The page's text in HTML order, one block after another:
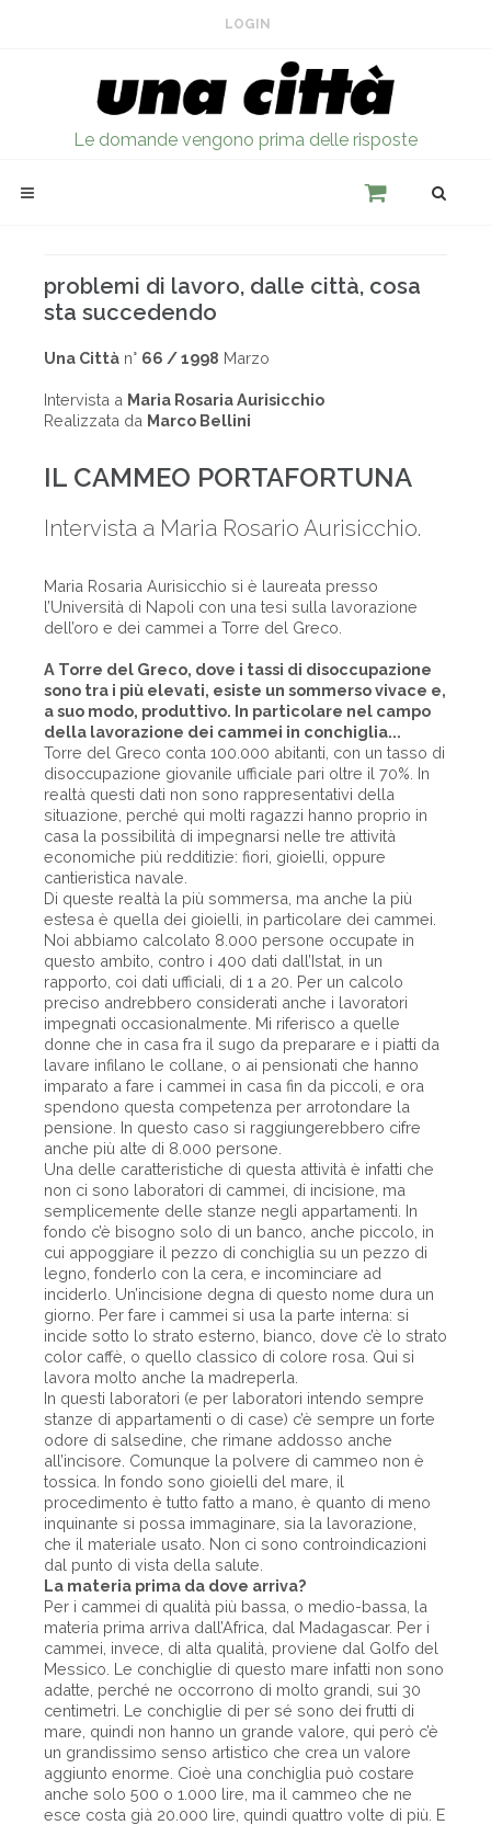
LOGIN
Le domande vengono prima delle risposte
problemi di lavoro, dalle città, cosa
sta succedendo
Una Città n° 66 / 1998 Marzo
Intervista a Maria Rosaria Aurisicchio
Realizzata da Marco Bellini
IL CAMMEO PORTAFORTUNA
Intervista a Maria Rosario Aurisicchio.
Maria Rosaria Aurisicchio si è laureata presso
l’Università di Napoli con una tesi sulla lavorazione
dell’oro e dei cammei a Torre del Greco.
A Torre del Greco, dove i tassi di disoccupazione
sono tra i più elevati, esiste un sommerso vivace e,
a suo modo, produttivo. In particolare nel campo
della lavorazione dei cammei in conchiglia...
Torre del Greco conta 100.000 abitanti, con un tasso di
disoccupazione giovanile ufficiale pari oltre il 70%. In
realtà questi dati non sono rappresentativi della
situazione, perché qui molti ragazzi hanno proprio in
casa la possibilità di impegnarsi nelle tre attività
economiche più redditizie: fiori, gioielli, oppure
cantieristica navale.
Di queste realtà la più sommersa, ma anche la più
estesa è quella dei gioielli, in particolare dei cammei.
Noi abbiamo calcolato 8.000 persone occupate in
questo ambito, contro i 400 dati dall’Istat, in un
rapporto, coi dati ufficiali, di 1 a 20. Per un calcolo
preciso andrebbero considerati anche i lavoratori
impegnati occasionalmente. Mi riferisco a quelle
donne che in casa fra il sugo da preparare e i piatti da
lavare infilano le collane, o ai pensionati che hanno
imparato a fare i cammei in casa fin da piccoli, e ora
spendono questa competenza per arrotondare la
pensione. In questo caso si raggiungerebbero cifre
anche più alte di 8.000 persone.
Una delle caratteristiche di questa attività è infatti che
non ci sono laboratori di cammei, di incisione, ma
semplicemente delle stanze negli appartamenti. In
fondo c’è bisogno solo di un banco, anche piccolo, in
cui appoggiare il pezzo di conchiglia su un pezzo di
legno, fonderlo con la cera, e incominciare ad
inciderlo. Un’incisione degna di questo nome dura un
giorno. Per fare i cammei si usa la parte interna: si
incide sotto lo strato esterno, bianco, dove c’è lo strato
color caffè, o quello classico di colore rosa. Qui si
lavora molto anche la madreperla.
In questi laboratori (e per laboratori intendo sempre
stanze di appartamenti o di case) c’è sempre un forte
odore di salsedine, che rimane addosso anche
all’incisore. Comunque la polvere di cammeo non è
tossica. In fondo sono gioielli del mare, il
procedimento è tutto fatto a mano, è quanto di meno
inquinante si possa immaginare, sia la lavorazione,
che il materiale usato. Non ci sono controindicazioni
dal punto di vista della salute.
La materia prima da dove arriva?
Per i cammei di qualità più bassa, o medio-bassa, la
materia prima arriva dall’Africa, dal Madagascar. Per i
cammei, invece, di alta qualità, proviene dal Golfo del
Messico. Le conchiglie di questo mare infatti non sono
adatte, perché ne occorrono di molto grandi, sui 30
centimetri. Le conchiglie di per sé sono dei frutti di
mare, quindi non hanno un grande valore, qui però c’è
un grandissimo senso artistico che crea un valore
aggiunto enorme. Cioè una conchiglia può costare
anche solo 500 o 1.000 lire, ma il cammeo che ne
esce costa già 20.000 lire, quindi quattro volte di più. E